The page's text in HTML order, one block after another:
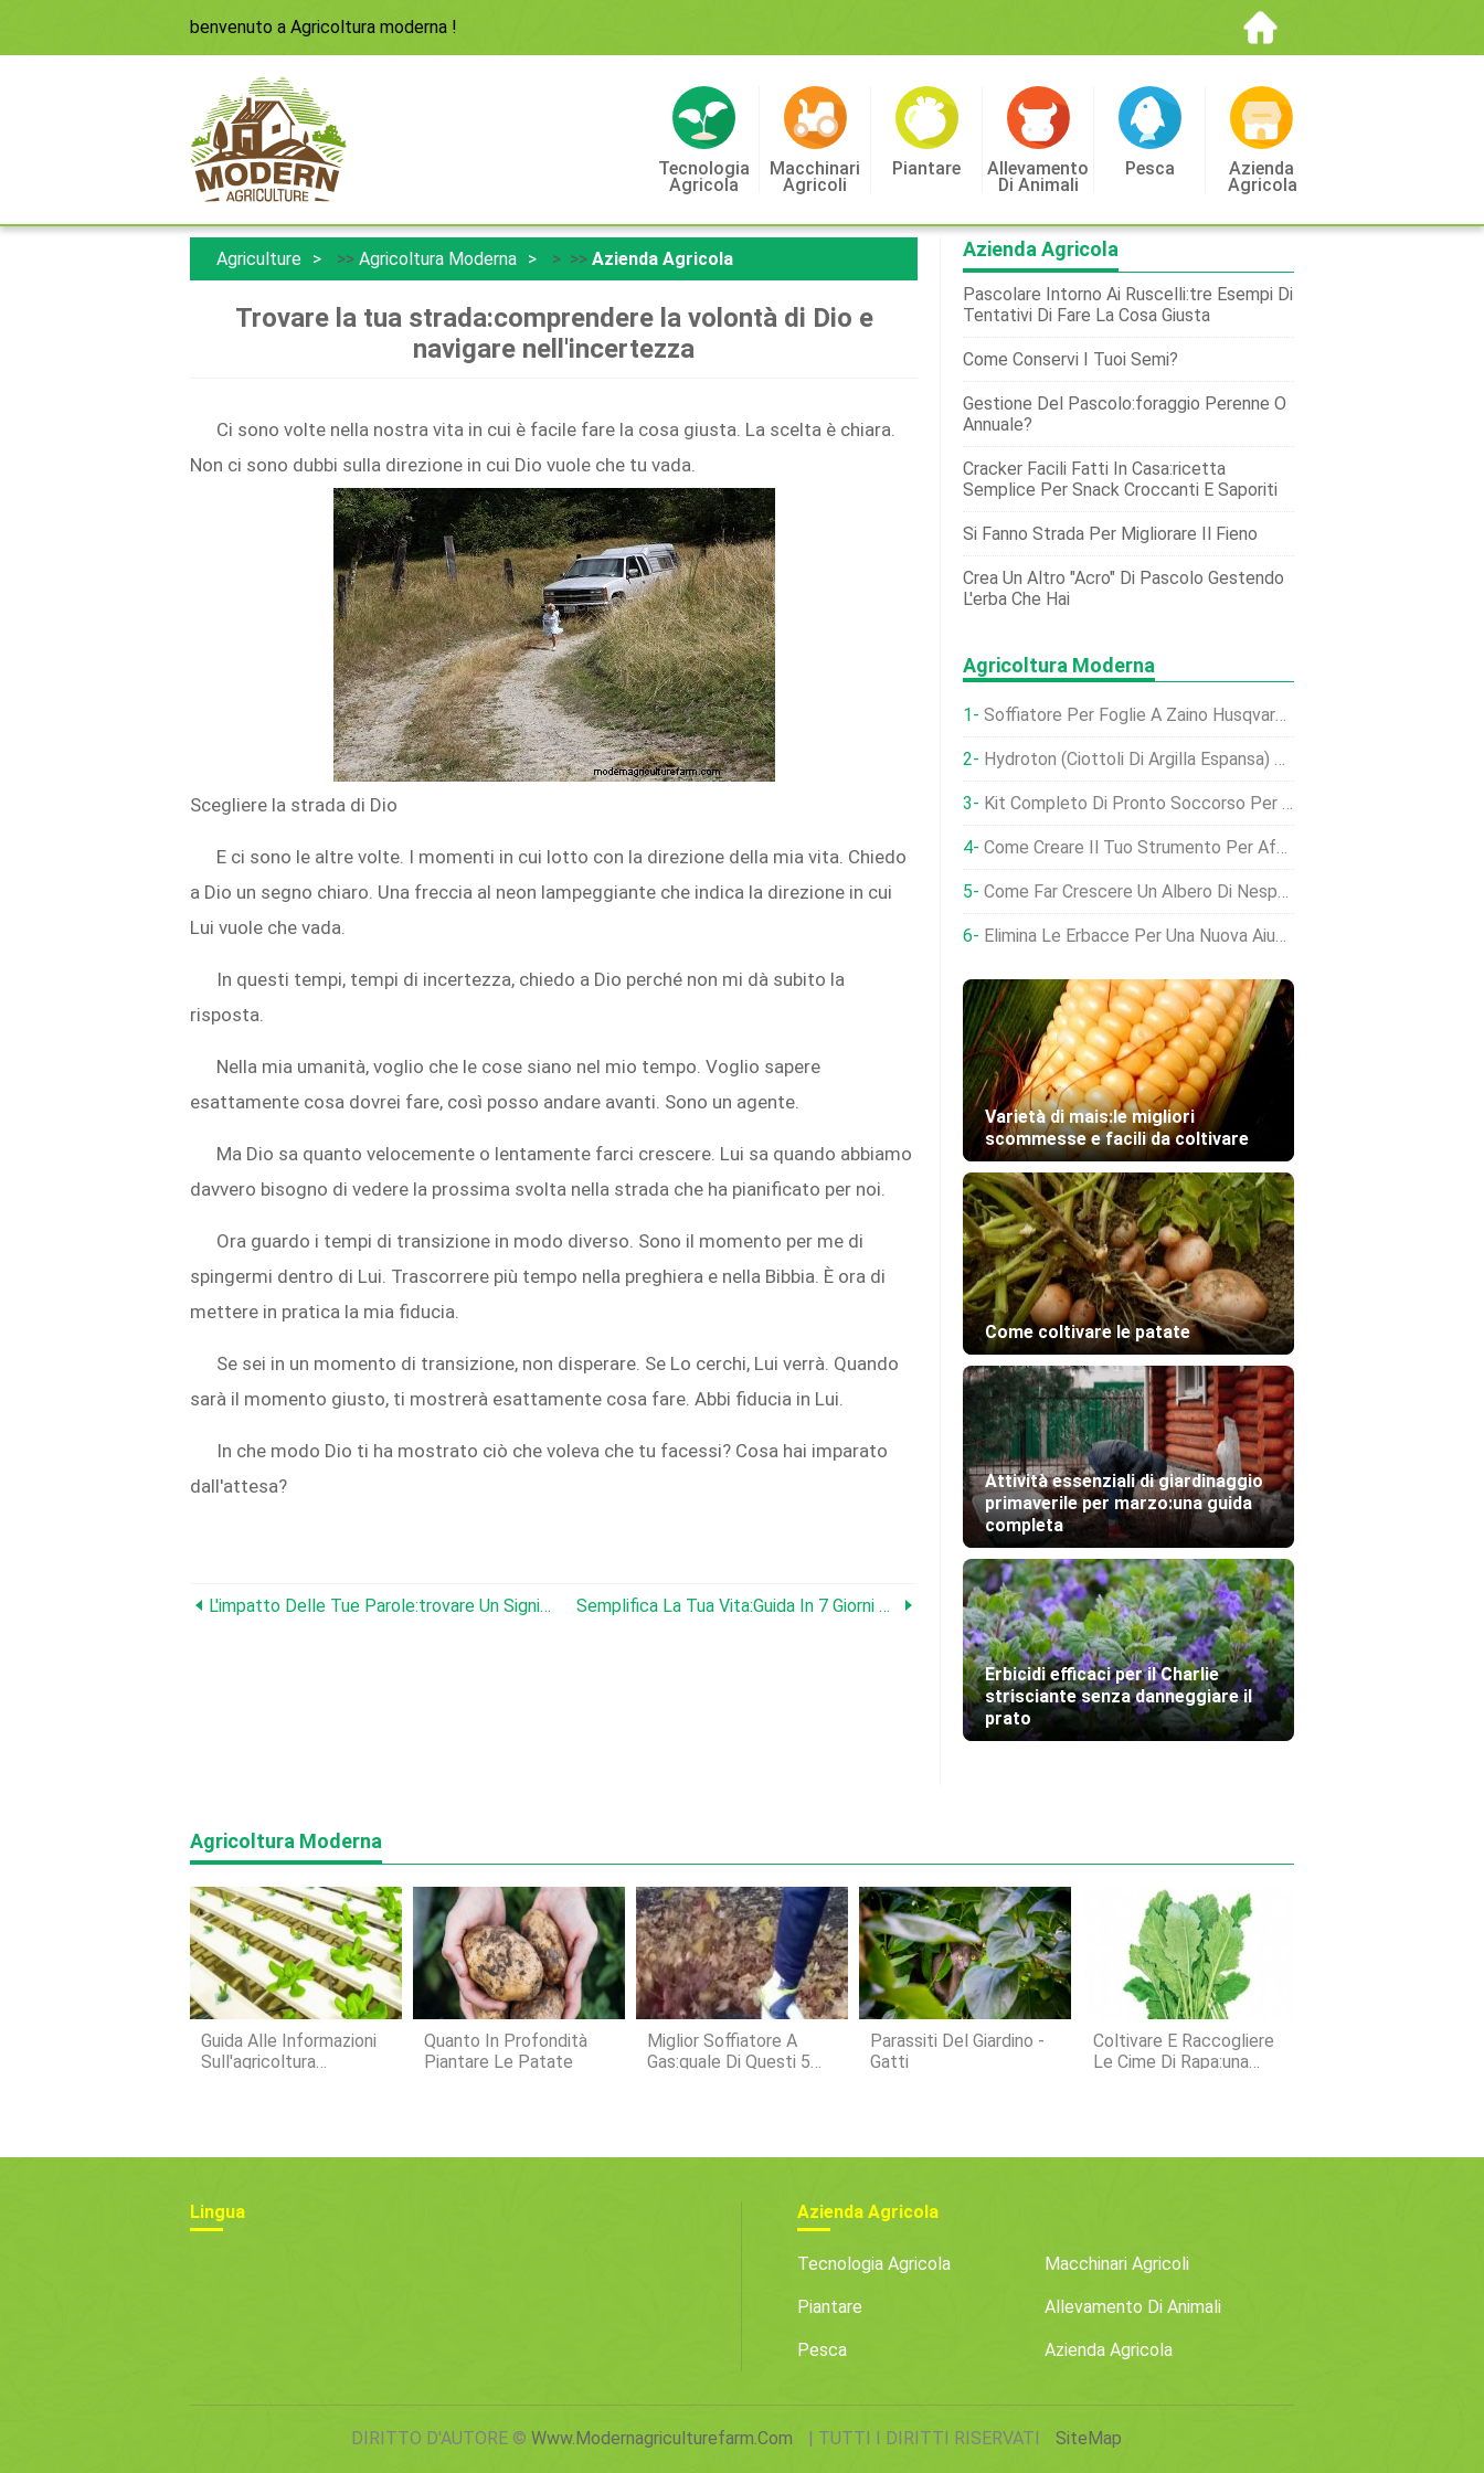
benvenuto a Agricoltura moderna !
Tecnologia
Agricola
Macchinari
Agricoli
Piantare Allevamento
Di Animali
Pesca Azienda
Agricola
Agriculture >> Agricoltura Moderna > >> Azienda Agricola
Trovare la tua strada:comprendere la volontà di Dio e
navigare nell'incertezza
Ci sono volte nella nostra vita in cui è facile fare la cosa giusta. La scelta è chiara.
Non ci sono dubbi sulla direzione in cui Dio vuole che tu vada.
Scegliere la strada di Dio
E ci sono le altre volte. I momenti in cui lotto con la direzione della mia vita. Chiedo
a Dio un segno chiaro. Una freccia al neon lampeggiante che indica la direzione in cui
Lui vuole che vada.
In questi tempi, tempi di incertezza, chiedo a Dio perché non mi dà subito la
risposta.
Nella mia umanità, voglio che le cose siano nel mio tempo. Voglio sapere
esattamente cosa dovrei fare, così posso andare avanti. Sono un agente.
Ma Dio sa quanto velocemente o lentamente farci crescere. Lui sa quando abbiamo
davvero bisogno di vedere la prossima svolta nella strada che ha pianificato per noi.
Ora guardo i tempi di transizione in modo diverso. Sono il momento per me di
spingermi dentro di Lui. Trascorrere più tempo nella preghiera e nella Bibbia. È ora di
mettere in pratica la mia fiducia.
Se sei in un momento di transizione, non disperare. Se Lo cerchi, Lui verrà. Quando
sarà il momento giusto, ti mostrerà esattamente cosa fare. Abbi fiducia in Lui.
In che modo Dio ti ha mostrato ciò che voleva che tu facessi? Cosa hai imparato
dall'attesa?
L'impatto Delle Tue Parole:trovare Un Significato Nella Condivisione Dei Tuoi Doni Semplifica La Tua Vita:Guida In 7 Giorni Alla Calma E Alla Chiarezza - Ebook Gratuito
Azienda Agricola
Pascolare Intorno Ai Ruscelli:tre Esempi Di
Tentativi Di Fare La Cosa Giusta
Come Conservi I Tuoi Semi?
Gestione Del Pascolo:foraggio Perenne O
Annuale?
Cracker Facili Fatti In Casa:ricetta
Semplice Per Snack Croccanti E Saporiti
Si Fanno Strada Per Migliorare Il Fieno
Crea Un Altro "acro" Di Pascolo Gestendo
L'erba Che Hai
Agricoltura Moderna
Soffiatore Per Foglie A Zaino Husqvarna 130bt:comfort Al Livello Successivo?
Hydroton (ciottoli Di Argilla Espansa) Guida Alla Coltivazione
Kit Completo Di Pronto Soccorso Per Polli:forniture Essenziali Per La Salute Del Gregge
Come Creare Il Tuo Strumento Per Afferrare Le Uova
Come Far Crescere Un Albero Di Nespola Per Grandi Raccolti
Elimina Le Erbacce Per Una Nuova Aiuola In Sei Passaggi
Varietà di mais:le migliori
scommesse e facili da coltivare
Come coltivare le patate
Attività essenziali di giardinaggio
primaverile per marzo:una guida
completa
Erbicidi efficaci per il Charlie
strisciante senza danneggiare il
prato
Agricoltura Moderna
Guida Alle Informazioni
Sull'agricoltura
Quanto In Profondità
Piantare Le Patate
Miglior Soffiatore A
Gas:quale Di Questi 5
Parassiti Del Giardino -
Gatti
Coltivare E Raccogliere
Le Cime Di Rapa:una
Lingua Azienda Agricola
Tecnologia Agricola Macchinari Agricoli
Piantare Allevamento Di Animali
Pesca Azienda Agricola
DIRITTO D'AUTORE © Www.modernagriculturefarm.com | TUTTI I DIRITTI RISERVATI SiteMap